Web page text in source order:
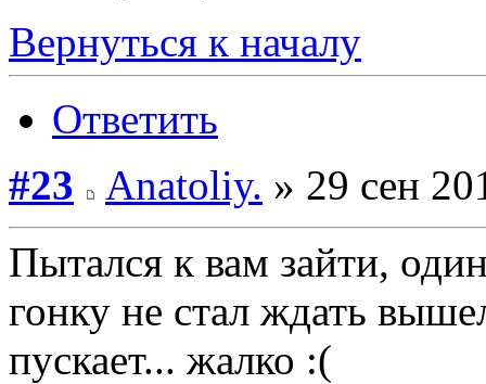
Вернуться к началу
Ответить
#23
Anatoliy. » 29 сен
Пытался к вам зайти,
гонку не стал ждать
пускает... жалко :(